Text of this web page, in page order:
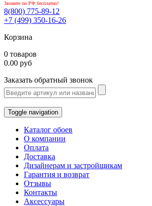
Звоните по РФ бесплатно!
8(800) 775-89-12
+7 (499) 350-16-26
Корзина
0 товаров
0.00 руб
Заказать обратный звонок
Toggle navigation
Каталог обоев
О компании
Оплата
Доставка
Дизайнерам и застройщикам
Гарантия и возврат
Отзывы
Контакты
Аксессуары